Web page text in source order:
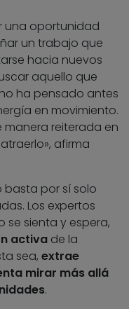
una oportunidad
un trabajo que
hacia nuevos
aquello que
ha pensado antes
en movimiento.
reiterada en
afirma
basta por sí solo
Los expertos
se sienta y espera,
activa de la
sea, extrae
mirar más allá
.